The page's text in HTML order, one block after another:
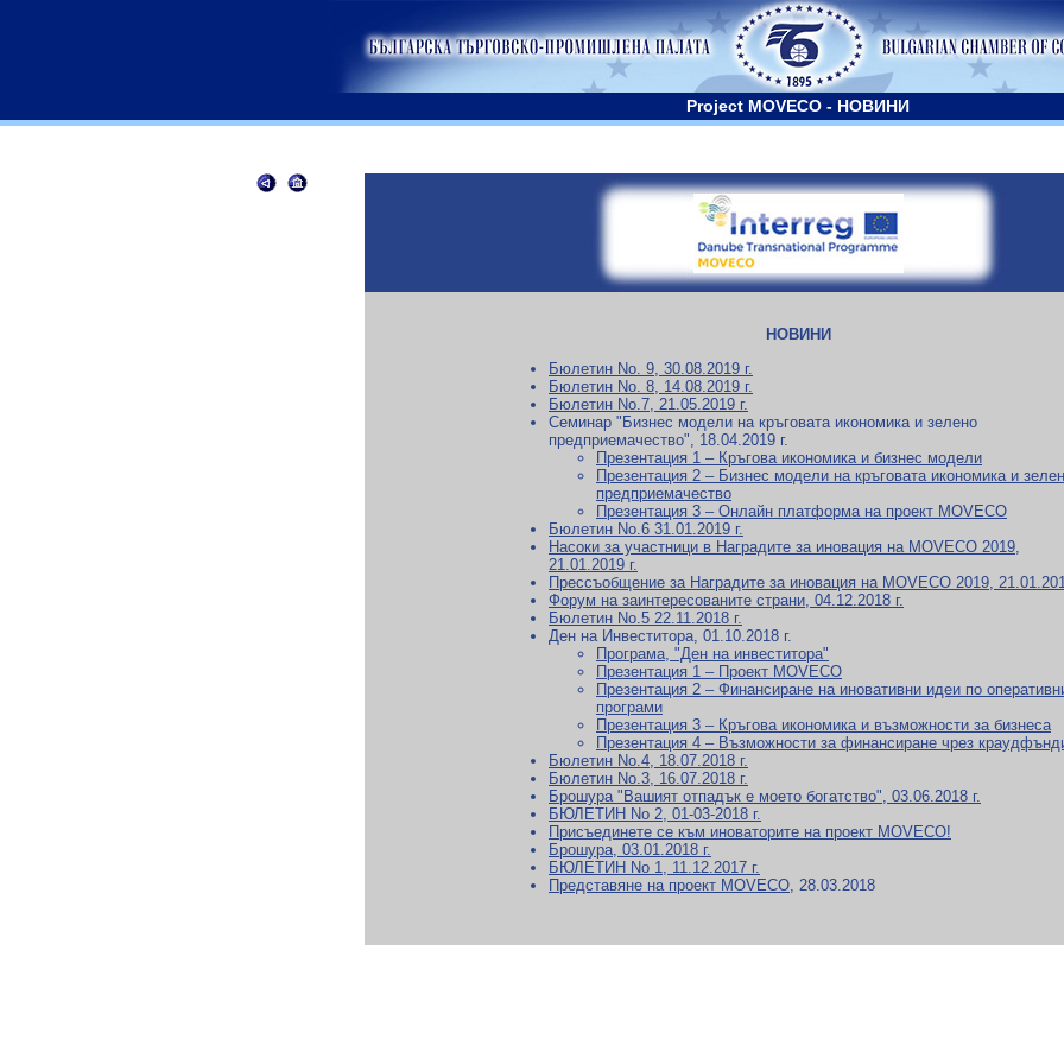
Project MOVECО - НОВИНИ
НОВИНИ
Бюлетин No. 9, 30.08.2019 г.
Бюлетин No. 8, 14.08.2019 г.
Бюлетин No.7, 21.05.2019 г.
Семинар "Бизнес модели на кръговата икономика и зелено
предприемачество", 18.04.2019 г.
Презентация 1 – Кръгова икономика и бизнес модели
Презентация 2 – Бизнес модели на кръговата икономика и
предприемачество
Презентация 3 – Онлайн платформа на проект MOVECO
Бюлетин No.6 31.01.2019 г.
Насоки за участници в Наградите за иновация на MOVECO 2019,
21.01.2019 г.
Прессъобщение за Наградите за иновация на MOVECO 2019,
Форум на заинтересованите страни, 04.12.2018 г.
Бюлетин No.5 22.11.2018 г.
Ден на Инвеститора, 01.10.2018 г.
Програма, "Ден на инвеститора"
Презентация 1 – Проект MOVECO
Презентация 2 – Финансиране на иновативни идеи по
програми
Презентация 3 – Кръгова икономика и възможности за бизнеса
Презентация 4 – Възможности за финансиране чрез
Бюлетин No.4, 18.07.2018 г.
Бюлетин No.3, 16.07.2018 г.
Брошура "Вашият отпадък е моето богатство", 03.06.2018 г.
БЮЛЕТИН No 2, 01-03-2018 г.
Присъединете се към иноваторите на проект MOVECO!
Брошура, 03.01.2018 г.
БЮЛЕТИН No 1, 11.12.2017 г.
Представяне на проект MOVECO , 28.03.2018